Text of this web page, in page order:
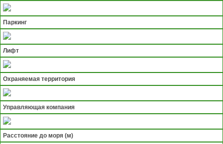
Паркинг
Лифт
Охраняемая территория
Управляющая компания
Расстояние до моря (м)